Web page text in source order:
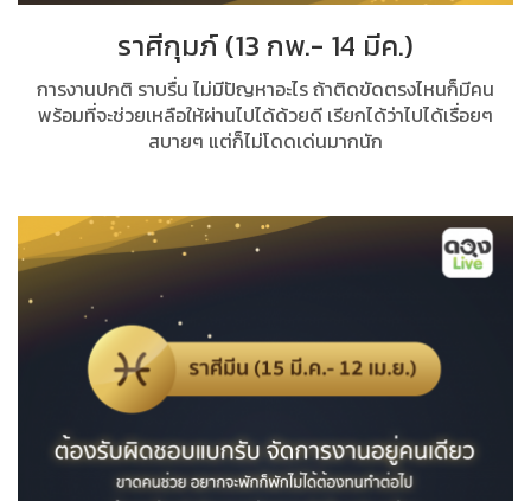
ราศีกุมภ์ (13 กพ.- 14 มีค.)
การงานปกติ ราบรื่น ไม่มีปัญหาอะไร ถ้าติดขัดตรงไหนก็มีคน
พร้อมที่จะช่วยเหลือให้ผ่านไปได้ด้วยดี เรียกได้ว่าไปได้เรื่อยๆ
สบายๆ แต่ก็ไม่โดดเด่นมากนัก